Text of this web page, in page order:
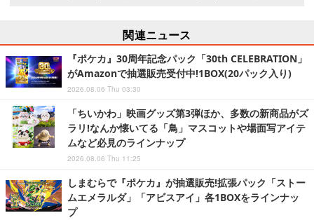
関連ニュース
『ポケカ』30周年記念パック「30th CELEBRATION」
がAmazonで抽選販売受付中!1BOX(20パック入り)
2026.08.06 Thu 03:30
「ちいかわ」映画グッズ第3弾ほか、多数の新商品がズ
ラリ!なんか懐いてる「鳥」マスコットや場面写アイテ
ムなど必見のラインナップ
2026.08.06 Thu 11:25
しまむらで『ポケカ』が抽選販売!拡張パック「ストー
ムエメラルダ」「アビスアイ」各1BOXをラインナッ
プ